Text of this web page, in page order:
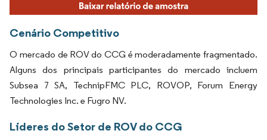
Cenário Competitivo
O mercado de ROV do CCG é moderadamente fragmentado.
Alguns dos principais participantes do mercado incluem
Subsea 7 SA, TechnipFMC PLC, ROVOP, Forum Energy
Technologies Inc. e Fugro NV.
Líderes do Setor de ROV do CCG